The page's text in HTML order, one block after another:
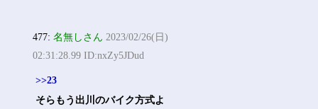
477:名無しさん 2023/02/26(日)
02:31:28.99 ID:nxZy5JDud
>>23
そらもう出川のバイク方式よ